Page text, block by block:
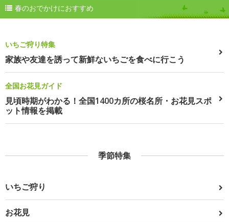
春のおでかけにおすすめ
いちご狩り特集
家族や友達を誘って新鮮ないちごを食べに行こう
全国お花見ガイド
見頃時期がわかる！全国1400カ所の桜名所・お花見スポ
ット情報を掲載
季節特集
いちご狩り
お花見